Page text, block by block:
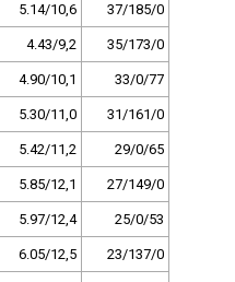
5.14/10,6 37/185/0
4.43/9,2 35/173/0
4.90/10,1 33/0/77
5.30/11,0 31/161/0
5.42/11,2 29/0/65
5.85/12,1 27/149/0
5.97/12,4 25/0/53
6.05/12,5 23/137/0